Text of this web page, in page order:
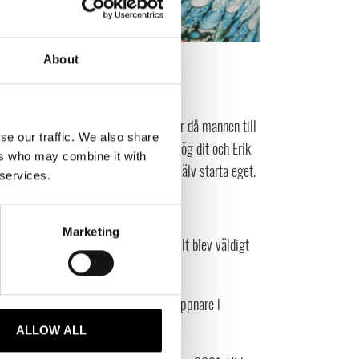
About
our traffic. We also share
who may combine it with
Marketing
ALLOW ALL
när jag bodde i Thailand. Det var då mannen till
kompis Erik i Hong Kong. Jag flög dit och Erik
efter ett år ville jag ta steget att själv starta eget.
ingenting om branschen, så allt blev väldigt
har egna butiker.
kanter. Det blev lite av vår dörröppnare i